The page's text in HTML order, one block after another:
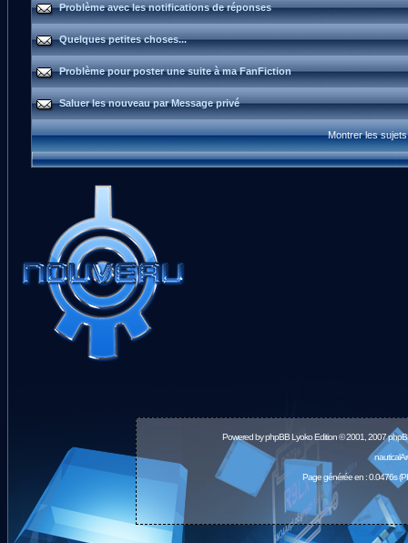
Problème avec les notifications de réponses
Quelques petites choses...
Problème pour poster une suite à ma FanFiction
Saluer les nouveau par Message privé
Montrer les
Powered byphpBBLyoko Edition © 2001, 2007
Page générée en : 0.0476s